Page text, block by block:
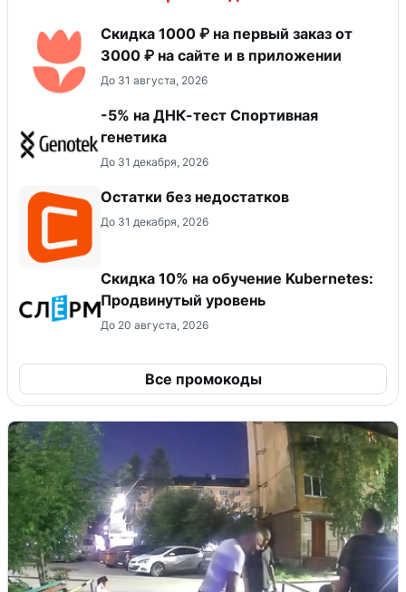
Скидка 1000 ₽ на первый заказ от
3000 ₽ на сайте и в приложении
До 31 августа, 2026
-5% на ДНК-тест Спортивная
генетика
До 31 декабря, 2026
Остатки без недостатков
До 31 декабря, 2026
Скидка 10% на обучение Kubernetes:
Продвинутый уровень
До 20 августа, 2026
Все промокоды